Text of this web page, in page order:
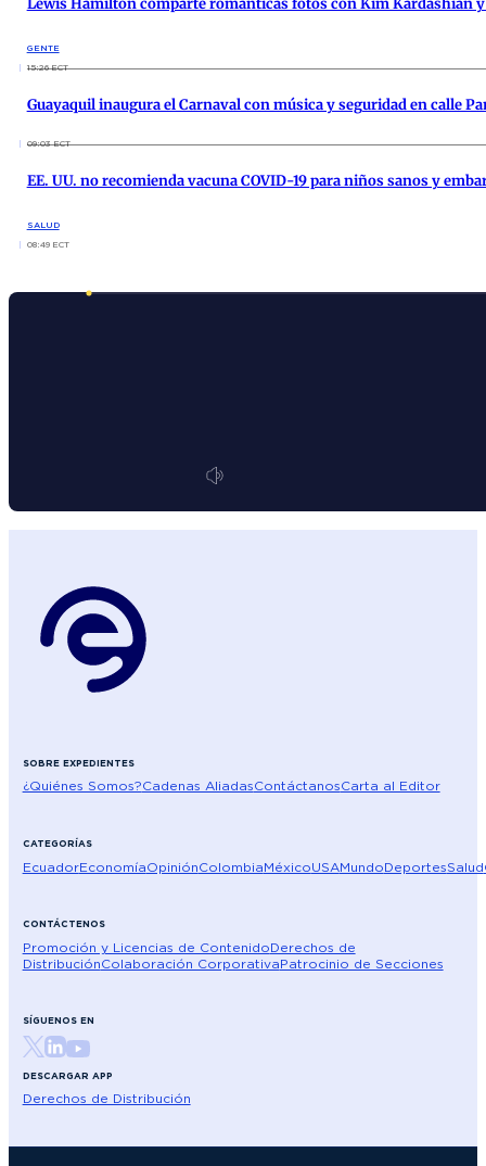
Lewis Hamilton comparte románticas fotos con Kim Kardashian
GENTE
15:26 ECT
Guayaquil inaugura el Carnaval con música y seguridad en calle
09:03 ECT
EE. UU. no recomienda vacuna COVID-19 para niños sanos y
SALUD
08:49 ECT
SOBRE EXPEDIENTES
¿Quiénes Somos?Cadenas AliadasContáctanosCarta al Editor
CATEGORÍAS
EcuadorEconomíaOpiniónColombiaMéxicoUSAMundoDeportesSalud
CONTÁCTENOS
Promoción y Licencias de ContenidoDerechos de
DistribuciónColaboración CorporativaPatrocinio de Secciones
SÍGUENOS EN
DESCARGAR APP
Derechos de Distribución